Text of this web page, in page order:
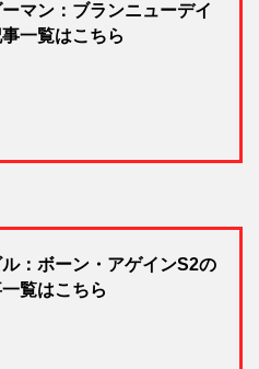
マン：ブランニューデイ
一覧はこちら
：ボーン・アゲインS2の
覧はこちら